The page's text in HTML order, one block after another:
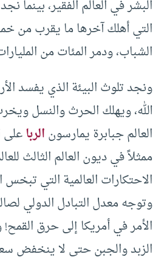
البشر في العالم الفقير، بينما
التي أهلك آخرها ما يقرب من
الشباب، ودمر المئات من
ونجد تلوث البيئة الذي يفسد
الله، ويهلك الحرث والنسل
العالم جبابرة يمارسونالرباعلى
ممثلاً في ديون العالم الثالث
الاحتكارات العالمية التي
وتوجه معدل التبادل الدولي
الأمر في أمريكا إلى حرق
الزبد والجبن حتى لا ينخفض